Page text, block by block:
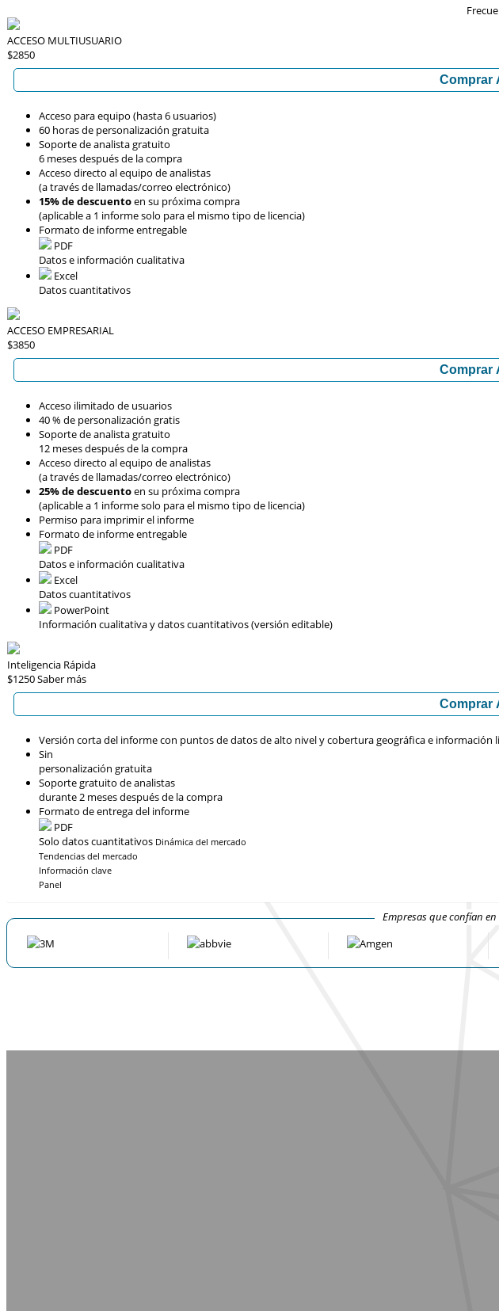
ACCESO MULTIUSUARIO
$2850
Comprar
Acceso para equipo (hasta 6 usuarios)
60 horas de personalización gratuita
Soporte de analista gratuito
6 meses después de la compra
Acceso directo al equipo de analistas
(a través de llamadas/correo electrónico)
15% de descuentoen su próxima compra
(aplicable a 1 informe solo para el mismo tipo de licencia)
Formato de informe entregable
PDF
Datos e información cualitativa
Excel
Datos cuantitativos
ACCESO EMPRESARIAL
$3850
Comprar
Acceso ilimitado de usuarios
40 % de personalización gratis
Soporte de analista gratuito
12 meses después de la compra
Acceso directo al equipo de analistas
(a través de llamadas/correo electrónico)
25% de descuentoen su próxima compra
(aplicable a 1 informe solo para el mismo tipo de licencia)
Permiso para imprimir el informe
Formato de informe entregable
PDF
Datos e información cualitativa
Excel
Datos cuantitativos
PowerPoint
Información cualitativa y datos cuantitativos (versión editable)
Inteligencia Rápida
$1250Saber más
Comprar
Versión corta del informe con puntos de datos de alto nivel y cobertura geográfica e información
Sin
personalización gratuita
Soporte gratuito de analistas
durante 2 meses después de la compra
Formato de entrega del informe
PDF
Solo datos cuantitativos Dinámica del mercado
Tendencias del mercado
Información clave
Panel
Empresas que confían